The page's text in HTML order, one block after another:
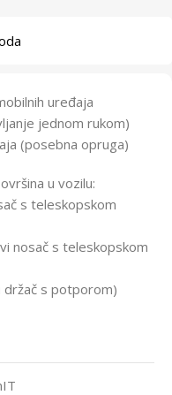
uređaja
jednom rukom)
(posebna opruga)
u vozilu:
s teleskopskom
nosač s teleskopskom
držač s potporom)